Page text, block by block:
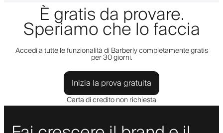
È gratis da provare.
Speriamo che lo faccia
Accedi a tutte le funzionalità di Barberly completamente gratis
per 30 giorni.
Inizia la prova gratuita
Carta di credito non richiesta